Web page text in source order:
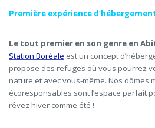
Première expérience
Le tout premier en son genre en
Station Boréale est un concept
propose des refuges où vous pourrez
nature et avec vous-même. Nos dômes
écoresponsables sont l’espace parfait
rêvez hiver comme été !